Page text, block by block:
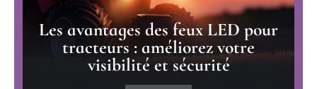
Les avantages des feux LED pour
tracteurs : améliorez votre
visibilité et sécurité